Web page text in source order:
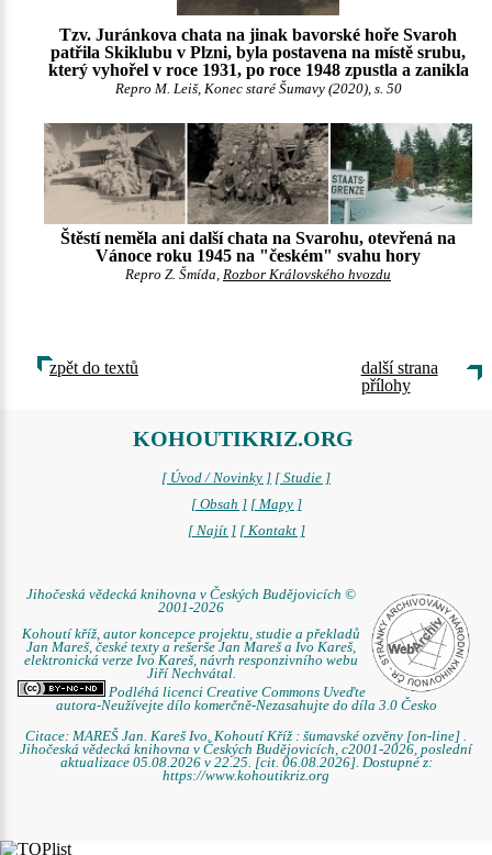
Tzv. Juránkova chata na jinak bavorské hoře Svaroh
patřila Skiklubu v Plzni, byla postavena na místě srubu,
který vyhořel v roce 1931, po roce 1948 zpustla a zanikla
Repro M. Leiš, Konec staré Šumavy (2020), s. 50
Štěstí neměla ani další chata na Svarohu, otevřená na
Vánoce roku 1945 na "českém" svahu hory
Repro Z. Šmída, Rozbor Královského hvozdu
zpět do textů
další strana
přílohy
KOHOUTIKRIZ.ORG
[ Úvod / Novinky ] [ Studie ]
[ Obsah ] [ Mapy ]
[ Najít ] [ Kontakt ]
Jihočeská vědecká knihovna v Českých Budějovicích ©
2001-2026
Kohoutí kříž, autor koncepce projektu, studie a překladů
Jan Mareš, české texty a rešerše Jan Mareš a Ivo Kareš,
elektronická verze Ivo Kareš, návrh responzivního webu
Jiří Nechvátal.
Podléhá licenci Creative Commons Uveďte
autora-Neužívejte dílo komerčně-Nezasahujte do díla 3.0 Česko
Citace: MAREŠ Jan. Kareš Ivo. Kohoutí Kříž : šumavské ozvěny [on-line] .
Jihočeská vědecká knihovna v Českých Budějovicích, c2001-2026, poslední
aktualizace 05.08.2026 v 22.25. [cit. 06.08.2026]. Dostupné z:
https://www.kohoutikriz.org